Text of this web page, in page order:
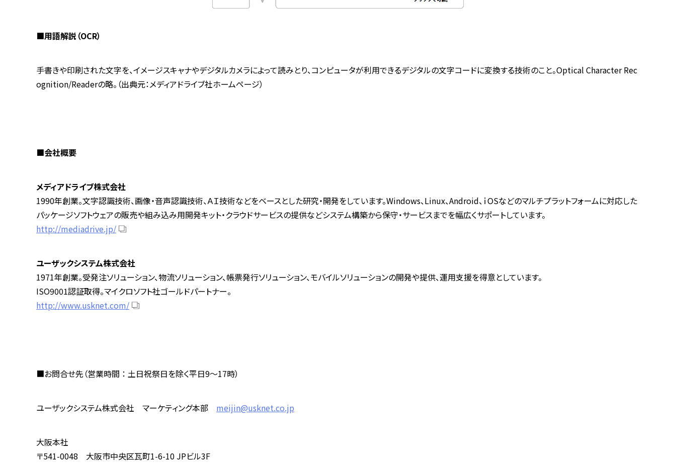
■用語解説（OCR）
手書きや印刷された文字を、イメージスキャナやデジタルカメラによって読みとり、コンピュータが利用できるデジタルの文字コードに変換する技術のこと。Optical Character Rec
ognition/Readerの略。（出典元：メディアドライブ社ホームページ）
■会社概要
メディアドライブ株式会社
1990年創業。文字認識技術、画像・音声認識技術、ＡＩ技術などをベースとした研究・開発をしています。Windows、Linux、Android、ｉOSなどのマルチプラットフォームに対応した
パッケージソフトウェアの販売や組み込み用開発キット・クラウドサービスの提供などシステム構築から保守・サービスまでを幅広くサポートしています。
http://mediadrive.jp/
ユーザックシステム株式会社
1971年創業。受発注ソリューション、物流ソリューション、帳票発行ソリューション、モバイルソリューションの開発や提供、運用支援を得意としています。
ISO9001認証取得。マイクロソフト社ゴールドパートナー。
http://www.usknet.com/
■お問合せ先（営業時間 ： 土日祝祭日を除く平日9～17時）
ユーザックシステム株式会社 マーケティング本部 meijin@usknet.co.jp
大阪本社
〒541-0048 大阪市中央区瓦町1-6-10 JPビル3F